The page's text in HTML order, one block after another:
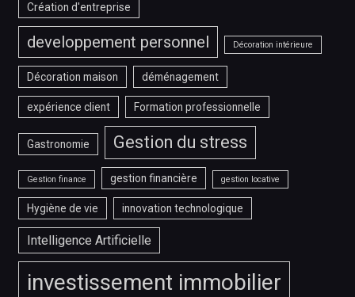
Création d'entreprise
developpement personnel Décoration intérieure
Décoration maison déménagement
expérience client Formation professionnelle
Gastronomie Gestion du stress
Gestion finance gestion financière gestion locative
Hygiène de vie innovation technologique
Intelligence Artificielle
investissement immobilier